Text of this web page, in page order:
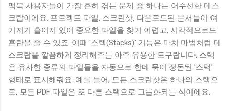
맥북 사용자들이 가장 흔히 겪는 문제 중 하나는 어수선한 데스
크탑이에요. 프로젝트 파일, 스크린샷, 다운로드된 문서들이 여
기저기 흩어져 있어 중요한 파일을 찾기 어렵고, 시각적으로도
혼란을 줄 수 있죠. 이때 '스택(Stacks)' 기능은 마치 마법처럼 데
스크탑을 깔끔하게 정리해주는 아주 유용한 도구랍니다. 스택
은 유사한 종류의 파일들을 자동으로 한데 묶어 정돈된 '스택'
형태로 표시해줘요. 예를 들어, 모든 스크린샷은 하나의 스택으
로, 모든 PDF 파일은 또 다른 스택으로 그룹화되는 식이에요.